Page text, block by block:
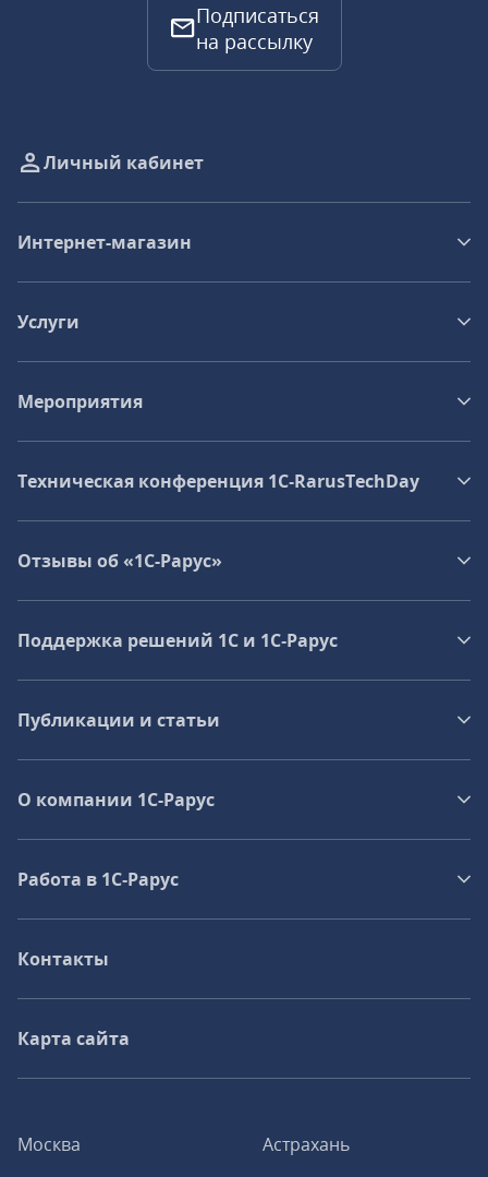
Подписаться
на рассылку
Москва
Астрахань
Личный кабинет
Интернет-магазин
Услуги
Мероприятия
Техническая конференция 1C‑RarusTechDay
Отзывы об «1С-Рарус»
Поддержка решений 1С и 1С‑Рарус
Публикации и статьи
О компании 1C-Рарус
Работа в 1С‑Рарус
Контакты
Карта сайта